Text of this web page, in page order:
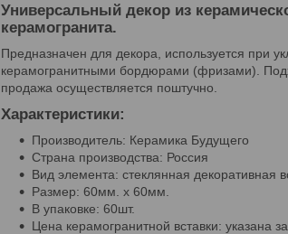
Универсальный декор из
керамогранита.
Предназначен для декора, используется при
керамогранитными бордюрами (фризами).
продажа осуществляется поштучно.
Характеристики:
Производитель: Керамика Будущего
Страна производства: Россия
Вид элемента: стеклянная декоративная
Размер: 60мм. х 60мм.
В упаковке: 60шт.
Цена керамогранитной вставки: указана